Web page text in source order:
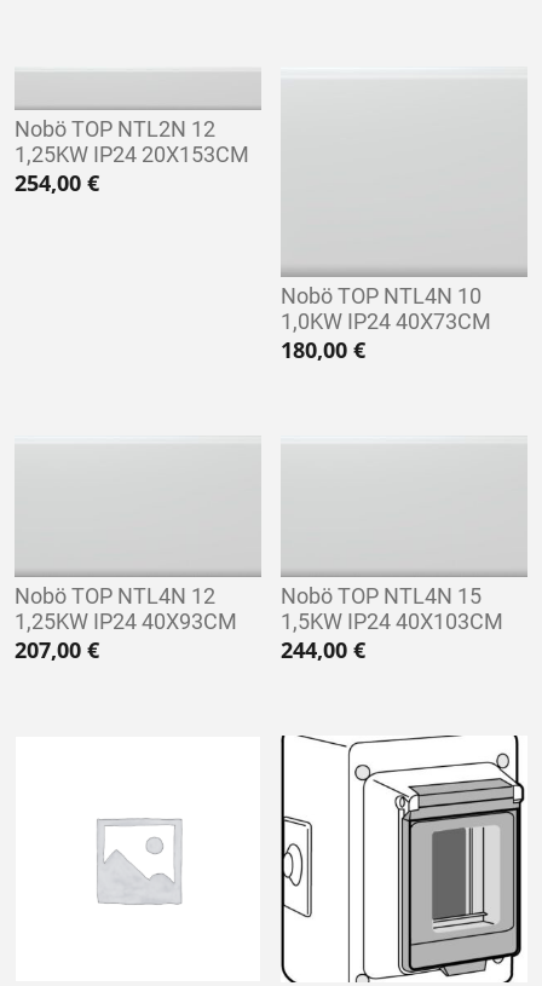
Nobö TOP NTL2N 12
1,25KW IP24 20X153CM
254,00 €
Nobö TOP NTL4N 10
1,0KW IP24 40X73CM
180,00€
Nobö TOP NTL4N 12
1,25KW IP24 40X93CM
207,00 €
Nobö TOP NTL4N 15
1,5KW IP24 40X103CM
244,00€